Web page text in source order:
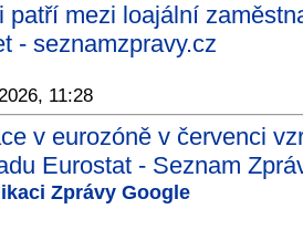
patří mezi loajální
- seznamzpravy.cz
11:28
v eurozóně v červenci
Eurostat - Seznam
Zprávy Google